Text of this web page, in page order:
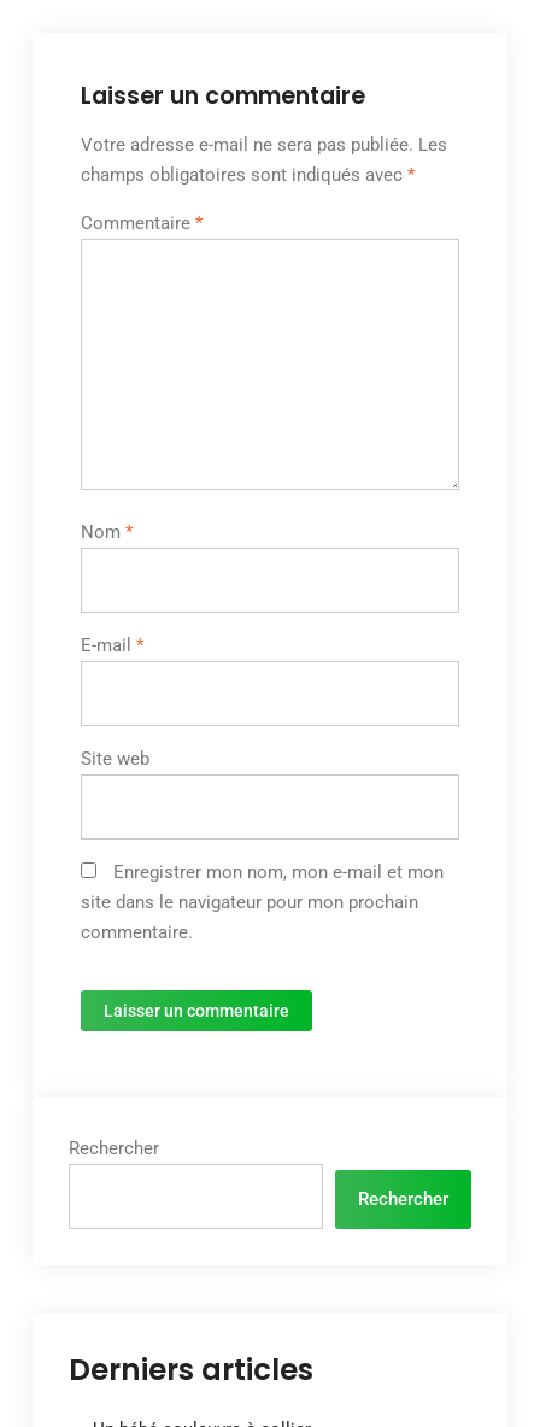
Laisser un commentaire
Votre adresse e-mail ne sera pas publiée. Les
champs obligatoires sont indiqués avec *
Commentaire *
Nom *
E-mail *
Site web
Enregistrer mon nom, mon e-mail et mon
site dans le navigateur pour mon prochain
commentaire.
Rechercher
Rechercher
Derniers articles